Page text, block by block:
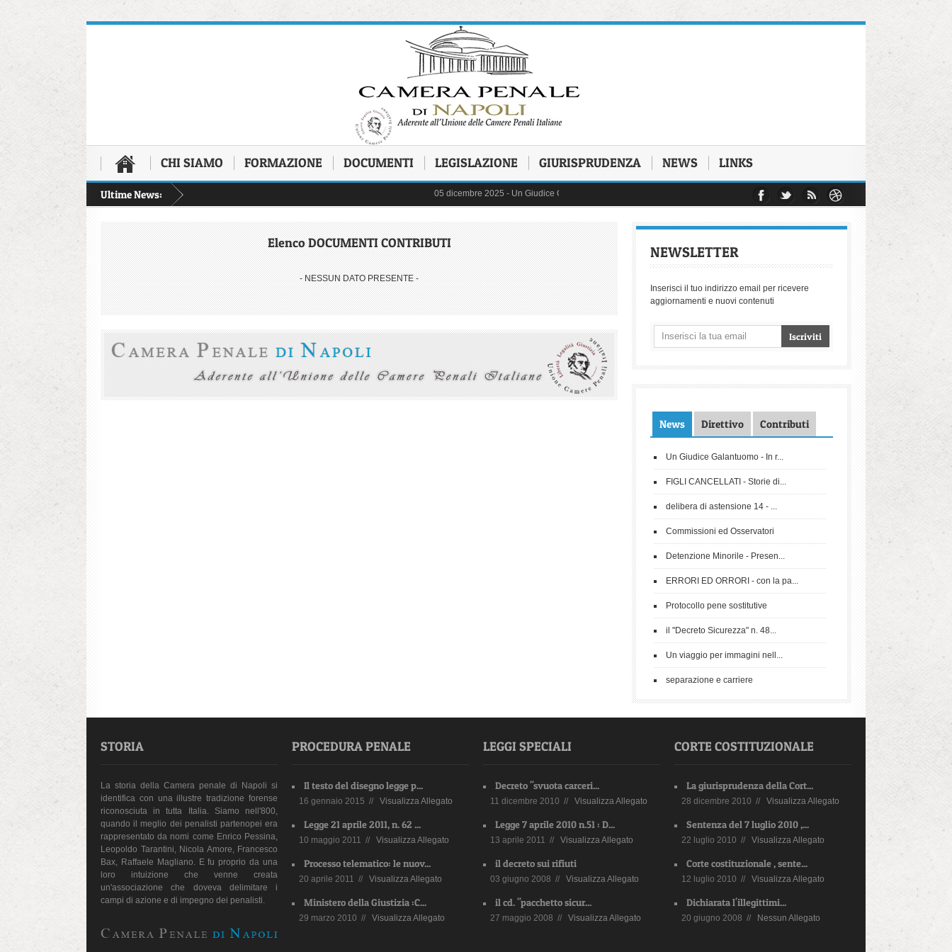
CHI SIAMO FORMAZIONE DOCUMENTI LEGISLAZIONE GIURISPRUDENZA NEWS LINKS
Ultime News: 05 dicembre 2025 -Un Giudice Galantuomo - In ricordo del Dott. Michele Morello
FIGLI CANCELLATI - Storie di Bambini che hanno conosciuto il carcere
22 settembre 2025 -Commissioni ed Osservatori
17 marzo 2025 -Detenzione Minorile - Presentazione Rapporto Biennale di Antigone
26 giugno 2025 -ERRORI ED ORRORI - con la partecipazione di beniamino Zuncheddu
20 maggio 2025 -Protocollo pene sostitutive
06 maggio 2025 -il "Decreto Sicurezza" n. 48/2025 - le derive autoritarie del diritto penale
17 aprile 2025 -Un viaggio per immagini nella memoria dell'avvocatura napoletana
02 aprile 2025 -separazione e carriere
Elenco DOCUMENTI CONTRIBUTI
- NESSUN DATO PRESENTE -
NEWSLETTER
Inserisci il tuo indirizzo email per ricevere
aggiornamenti e nuovi contenuti
News Direttivo Contributi
Un Giudice Galantuomo - In r...
FIGLI CANCELLATI - Storie di...
delibera di astensione 14 - ...
Commissioni ed Osservatori
Detenzione Minorile - Presen...
ERRORI ED ORRORI - con la pa...
Protocollo pene sostitutive
il "Decreto Sicurezza" n. 48...
Un viaggio per immagini nell...
separazione e carriere
STORIA
La storia della Camera penale di Napoli si
identifica con una illustre tradizione forense
riconosciuta in tutta Italia. Siamo nell'800,
quando il meglio dei penalisti partenopei era
rappresentato da nomi come Enrico Pessina,
Leopoldo Tarantini, Nicola Amore, Francesco
Bax, Raffaele Magliano. E fu proprio da una
loro intuizione che venne creata
un'associazione che doveva delimitare i
campi di azione e di impegno dei penalisti.
PROCEDURA PENALE
Il testo del disegno legge p...
16 gennaio 2015 // Visualizza Allegato
Legge 21 aprile 2011, n. 62 ...
10 maggio 2011 // Visualizza Allegato
Processo telematico: le nuov...
20 aprile 2011 // Visualizza Allegato
Ministero della Giustizia :C...
29 marzo 2010 // Visualizza Allegato
LEGGI SPECIALI
Decreto "svuota carceri...
11 dicembre 2010 // Visualizza Allegato
Legge 7 aprile 2010 n.51 : D...
13 aprile 2011 // Visualizza Allegato
il decreto sui rifiuti
03 giugno 2008 // Visualizza Allegato
il cd. "pacchetto sicur...
27 maggio 2008 // Visualizza Allegato
CORTE COSTITUZIONALE
La giurisprudenza della Cort...
28 dicembre 2010 // Visualizza Allegato
Sentenza del 7 luglio 2010 ,...
22 luglio 2010 // Visualizza Allegato
Corte costituzionale , sente...
12 luglio 2010 // Visualizza Allegato
Dichiarata l'illegittimi...
20 giugno 2008 // Nessun Allegato